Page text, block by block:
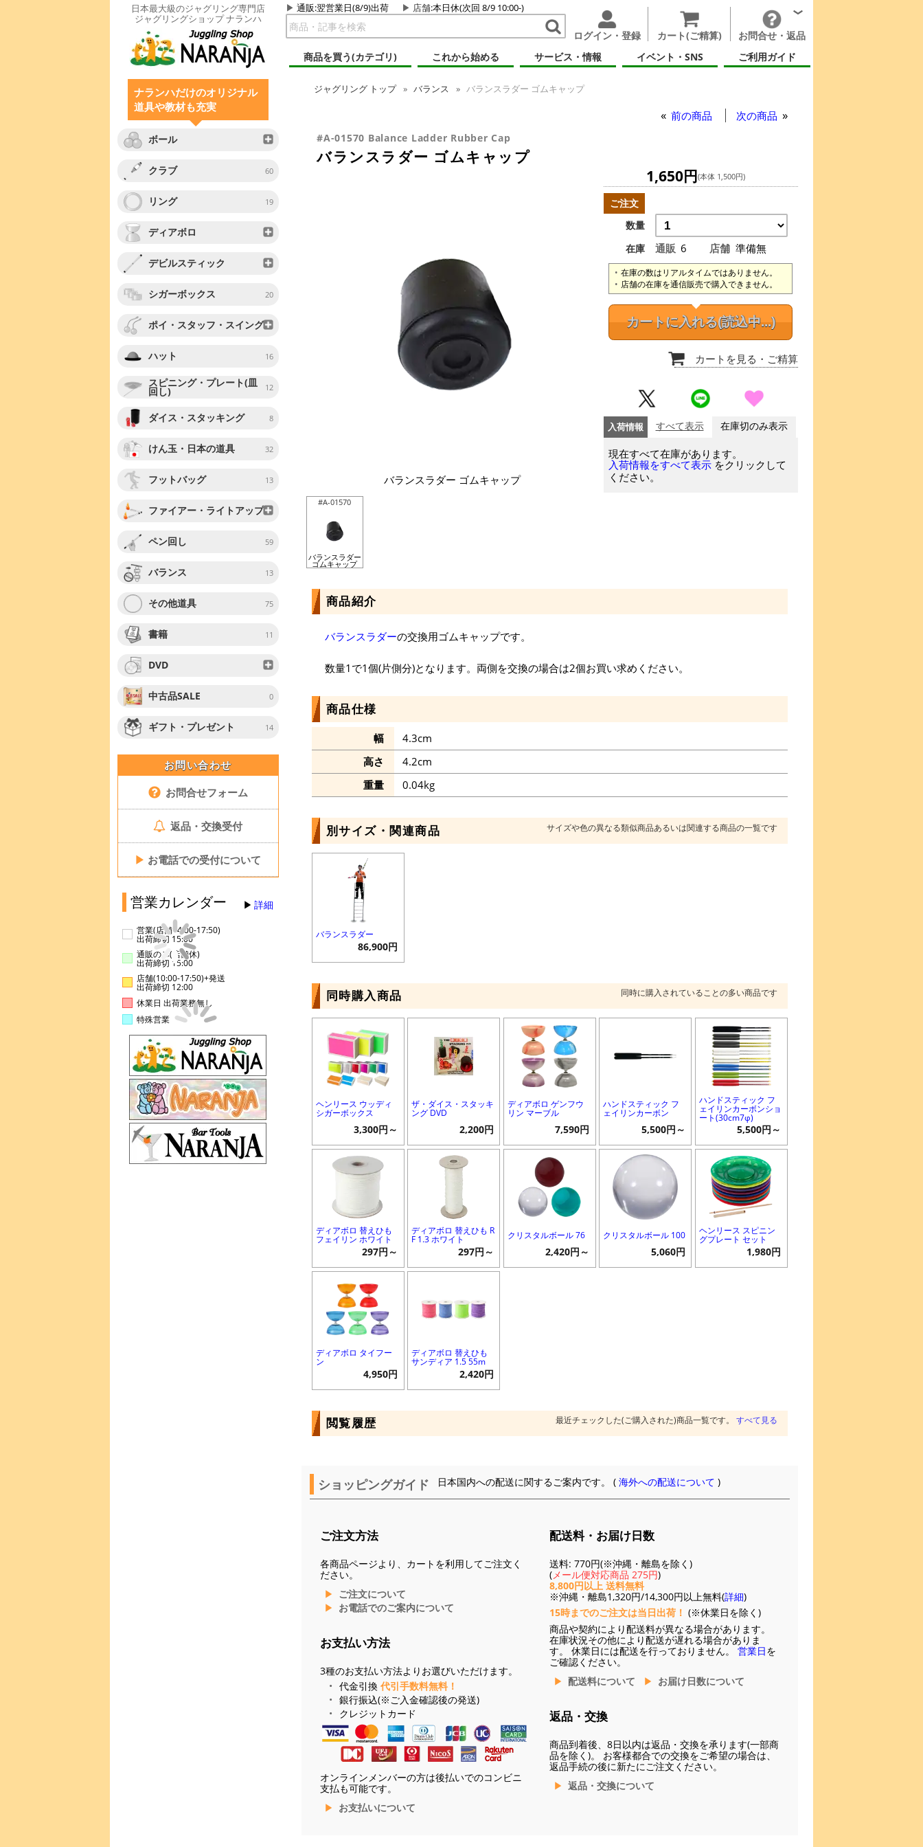
日本最大級のジャグリング専門店
ジャグリングショップ ナランハ
通販:翌営業日(8/9)出荷 店舗:本日休(次回 8/9 10:00-)
ログイン・登録 カート(ご精算)
お問合せ・返品
商品を買う(カテゴリ)
これから始める サービス・情報 イベント・SNS ご利用ガイド
ナランハだけのオリジナル
道具や教材も充実
ボール
クラブ 60
リング 19
ディアボロ
デビルスティック
シガーボックス 20
ポイ・スタッフ・スイング
ハット 16
スピニング・プレート(皿
回し) 12
ダイス・スタッキング 8
けん玉・日本の道具 32
フットバッグ 13
ファイアー・ライトアップ
ペン回し 59
バランス 13
その他道具 75
書籍 11
DVD
中古品SALE 0
ギフト・プレゼント 14
お問い合わせ
お問合せフォーム
返品・交換受付
▶ お電話での受付について
営業カレンダー 詳細
営業(店舗14:00-17:50)
出荷締切 15:00
通販のみ(店舗休)
出荷締切 15:00
店舗(10:00-17:50)+発送
出荷締切 12:00
休業日 出荷業務無し
特殊営業
ジャグリング トップ バランス バランスラダー ゴムキャップ
前の商品 次の商品
#A-01570 Balance Ladder Rubber Cap
バランスラダー ゴムキャップ
バランスラダー ゴムキャップ
#A-01570
バランスラダー
ゴムキャップ
1,650円(本体 1,500円)
ご注文
数量
在庫
通販 6 店舗 準備無
在庫の数はリアルタイムではありません。
店舗の在庫を通信販売で購入できません。
カートに入れる(読込中...)
カートを見る ・ご精算
入荷情報 すべて表示 在庫切のみ表示
現在すべて在庫があります。
入荷情報をすべて表示 をクリックして
ください。
商品紹介
バランスラダーの交換用ゴムキャップです。
数量1で1個(片側分)となります。両側を交換の場合は2個お買い求めください。
商品仕様
幅
4.3cm
高さ
4.2cm
重量
0.04kg
別サイズ・関連商品 サイズや色の異なる類似商品あるいは関連する商品の一覧です
バランスラダー
86,900円
同時購入商品 同時に購入されていることの多い商品です
ヘンリース ウッディ
シガーボックス
3,300円～
ザ・ダイス・スタッキ
ング DVD
2,200円
ディアボロ ゲンフウ
リン マーブル
7,590円
ハンドスティック フ
ェイリンカーボン
5,500円～
ハンドスティック フ
ェイリンカーボンショ
ート(30cm7φ)
5,500円～
ディアボロ 替えひも
フェイリン ホワイト
297円～
ディアボロ 替えひも R
F 1.3 ホワイト
297円～
クリスタルボール 76
2,420円～
クリスタルボール 100
5,060円
ヘンリース スピニン
グプレート セット
1,980円
ディアボロ タイフー
ン
4,950円
ディアボロ 替えひも
サンディア 1.5 55m
2,420円
閲覧履歴 最近チェックした(ご購入された)商品一覧です。 すべて見る
ショッピングガイド 日本国内への配送に関するご案内です。 (海外への配送について )
ご注文方法
各商品ページより、カートを利用してご注文く
ださい。
ご注文について
お電話でのご案内について
お支払い方法
3種のお支払い方法よりお選びいただけます。
代金引換 代引手数料無料！
銀行振込(※ご入金確認後の発送)
クレジットカード
オンラインメンバーの方は後払いでのコンビニ
支払も可能です。
お支払いについて
配送料・お届け日数
送料: 770円(※沖縄・離島を除く)
(メール便対応商品 275円)
8,800円以上 送料無料
※沖縄・離島1,320円/14,300円以上無料(詳細)
15時までのご注文は当日出荷！ (※休業日を除く)
商品や契約により配送料が異なる場合があります。
在庫状況その他により配送が遅れる場合がありま
す。 休業日には配送を行っておりません。 営業日を
ご確認ください。
配送料について
お届け日数について
返品・交換
商品到着後、8日以内は返品・交換を承ります(一部商
品を除く)。 お客様都合での交換をご希望の場合は、
返品手続の後に新たにご注文ください。
返品・交換について